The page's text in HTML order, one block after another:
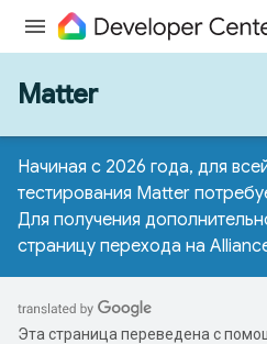
Matter
Начиная с 2026 года, для
тестирования Matter
Для получения
страницу перехода на
Эта страница переведена с